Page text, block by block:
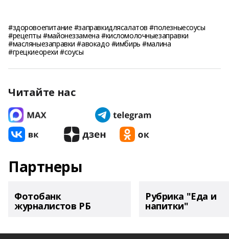
#здоровоепитание #заправкидлясалатов #полезныесоусы
#рецепты #майонеззамена #кисломолочныезаправки
#масляныезаправки #авокадо #имбирь #малина
#грецкиеорехи #соусы
Читайте нас
Партнеры
Фотобанк
журналистов РБ
Рубрика "Еда и
напитки"